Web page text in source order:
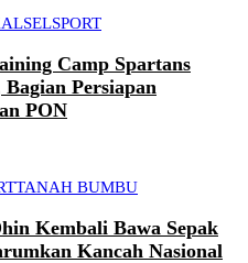
SPORT
Camp Spartans
Persiapan
PON
TANAH BUMBU
Kembali Bawa Sepak
Kancah Nasional